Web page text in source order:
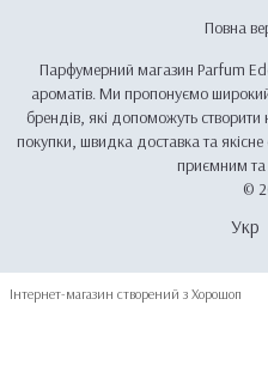
Повна
Парфумерний магазин Parfum
ароматів. Ми пропонуємо
брендів, які допоможуть
покупки, швидка доставка та
приємним
©
Укр
Інтернет-магазин створений з Хорошоп